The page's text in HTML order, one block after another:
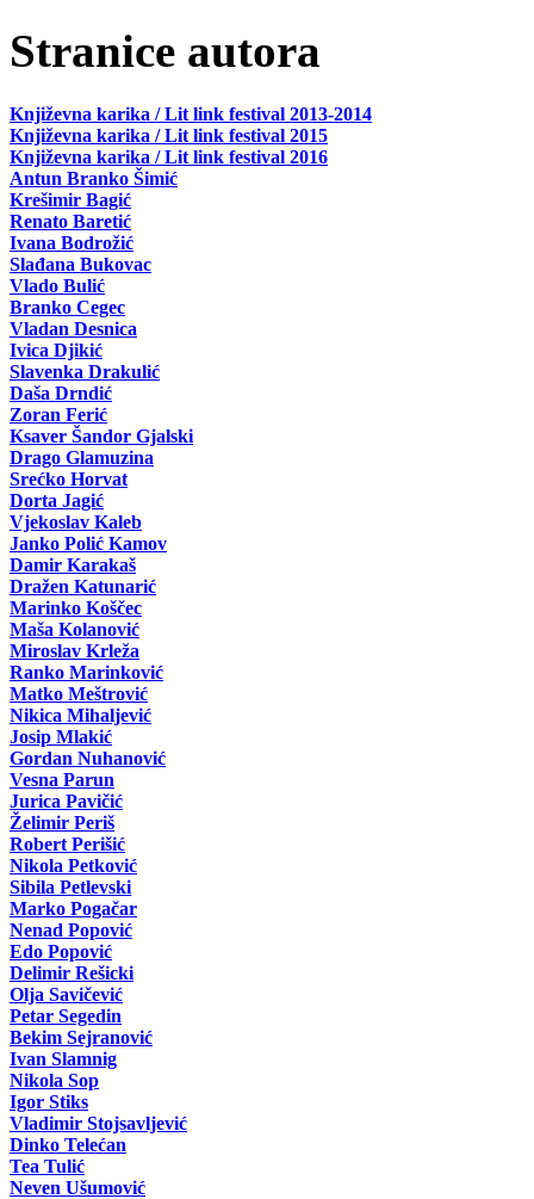
Stranice autora
Književna karika / Lit link festival 2013-2014
Književna karika / Lit link festival 2015
Književna karika / Lit link festival 2016
Antun Branko Šimić
Krešimir Bagić
Renato Baretić
Ivana Bodrožić
Slađana Bukovac
Vlado Bulić
Branko Cegec
Vladan Desnica
Ivica Djikić
Slavenka Drakulić
Daša Drndić
Zoran Ferić
Ksaver Šandor Gjalski
Drago Glamuzina
Srećko Horvat
Dorta Jagić
Vjekoslav Kaleb
Janko Polić Kamov
Damir Karakaš
Dražen Katunarić
Marinko Koščec
Maša Kolanović
Miroslav Krleža
Ranko Marinković
Matko Meštrović
Nikica Mihaljević
Josip Mlakić
Gordan Nuhanović
Vesna Parun
Jurica Pavičić
Želimir Periš
Robert Perišić
Nikola Petković
Sibila Petlevski
Marko Pogačar
Nenad Popović
Edo Popović
Delimir Rešicki
Olja Savičević
Petar Segedin
Bekim Sejranović
Ivan Slamnig
Nikola Sop
Igor Stiks
Vladimir Stojsavljević
Dinko Telećan
Tea Tulić
Neven Ušumović